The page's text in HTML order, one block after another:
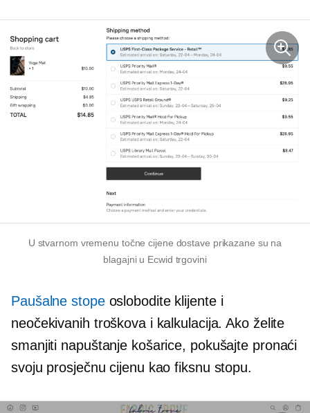
U stvarnom vremenu točne cijene dostave prikazane su na
blagajni u Ecwid trgovini
Paušalne stopeoslobodite klijente i
neočekivanih troškova i kalkulacija. Ako želite
smanjiti napuštanje košarice, pokušajte pronaći
svoju prosječnu cijenu kao fiksnu stopu.